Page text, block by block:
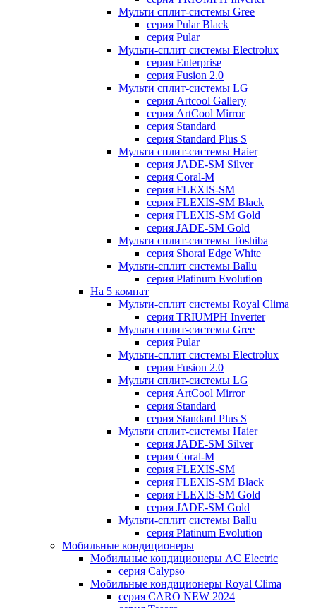
Мульти сплит-системы Gree
серия Pular Black
серия Pular
Мульти-сплит системы Electrolux
серия Enterprise
серия Fusion 2.0
Мульти сплит-системы LG
серия Artcool Gallery
серия ArtCool Mirror
серия Standard
серия Standard Plus S
Мульти сплит-системы Haier
серия JADE-SM Silver
серия Coral-M
серия FLEXIS-SM
серия FLEXIS-SM Black
серия FLEXIS-SM Gold
серия JADE-SM Gold
Мульти сплит-системы Toshiba
серия Shorai Edge White
Мульти-сплит системы Ballu
серия Platinum Evolution
На 5 комнат
Мульти-сплит системы Royal Clima
серия TRIUMPH Inverter
Мульти сплит-системы Gree
серия Pular
Мульти-сплит системы Electrolux
серия Fusion 2.0
Мульти сплит-системы LG
серия ArtCool Mirror
серия Standard
серия Standard Plus S
Мульти сплит-системы Haier
серия JADE-SM Silver
серия Coral-M
серия FLEXIS-SM
серия FLEXIS-SM Black
серия FLEXIS-SM Gold
серия JADE-SM Gold
Мульти-сплит системы Ballu
серия Platinum Evolution
Мобильные кондиционеры
Мобильные кондиционеры AC Electric
серия Calypso
Мобильные кондиционеры Royal Clima
серия CARO NEW 2024